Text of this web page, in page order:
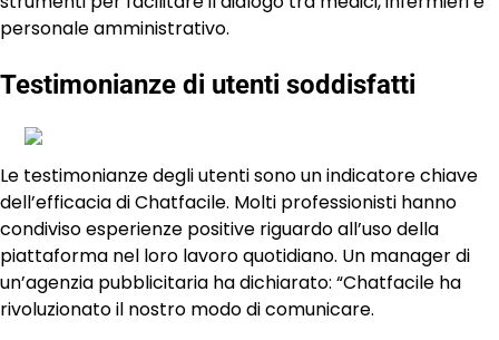
personale amministrativo.
Testimonianze di utenti soddisfatti
Le testimonianze degli utenti sono un indicatore chiave
dell’efficacia di Chatfacile. Molti professionisti hanno
condiviso esperienze positive riguardo all’uso della
piattaforma nel loro lavoro quotidiano. Un manager di
un’agenzia pubblicitaria ha dichiarato: “Chatfacile ha
rivoluzionato il nostro modo di comunicare.